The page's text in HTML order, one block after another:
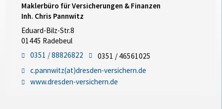
Maklerbüro für Versicherungen & Finanzen
Inh. Chris Pannwitz
Eduard-Bilz-Str.8
01445 Radebeul
0351 / 88826822
0351 / 46561025
c.pannwitz(at)dresden-versichern.de
www.dresden-versichern.de